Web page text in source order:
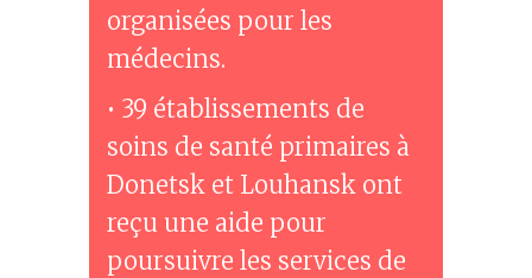
organisées pour les
médecins.
• 39 établissements de
soins de santé primaires à
Donetsk et Louhansk ont
reçu une aide pour
poursuivre les services de